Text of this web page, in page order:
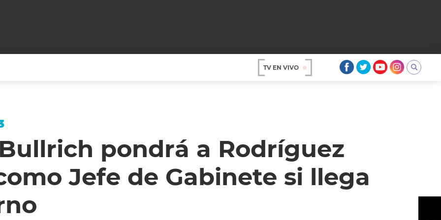
ARGENTINA
UN CAMBIO
ENTROMETIDOS EN LA TELE
MODO FONTEVECCHIA
FIESTAS ARGENTINAS
BELLEZA FASHION
FULL FACE TV
TV EN VIVO
pondrá a Rodríguez
Jefe de Gabinete si llega